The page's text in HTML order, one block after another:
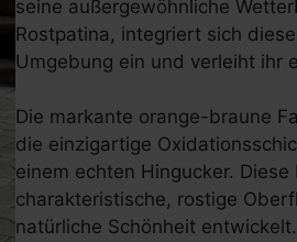
seine außergewöhnliche
Rostpatina, integriert sich
Umgebung ein und verleiht ihr
Die markante orange-braune
die einzigartige
einem echten Hingucker.
charakteristische, rostige
natürliche Schönheit